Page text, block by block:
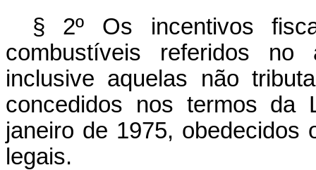
§ 2º Os incentivos
combustíveis referidos no
inclusive aquelas não
concedidos nos termos da
janeiro de 1975, obedecidos
legais.